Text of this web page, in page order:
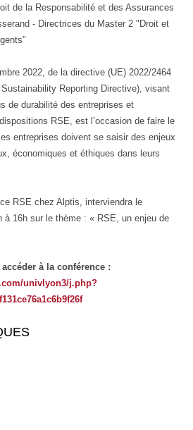
de la Responsabilité et des Assurances
- Directrices du Master 2 "Droit et
2022, de la directive (UE) 2022/2464
Reporting Directive), visant
de durabilité des entreprises et
RSE, est l’occasion de faire le
entreprises doivent se saisir des enjeux
économiques et éthiques dans leurs
RSE chez Alptis, interviendra le
à 16h sur le thème : « RSE, un enjeu de
à la conférence :
univlyon3/j.php?